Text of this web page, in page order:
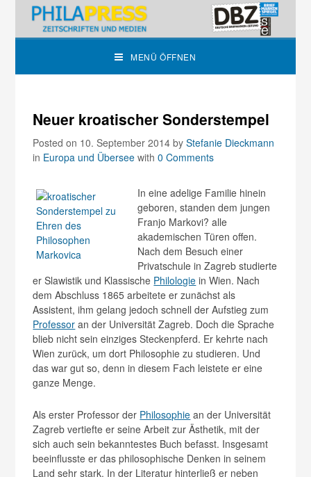
MENÜ ÖFFNEN
Neuer kroatischer Sonderstempel
Posted on 10. September 2014byStefanie Dieckmann
in Europa und Übersee with0 Comments
In eine adelige Familie hinein
geboren, standen dem jungen
Franjo Markovi? alle
akademischen Türen offen.
Nach dem Besuch einer
Privatschule in Zagreb studierte
er Slawistik und Klassische Philologie in Wien. Nach
dem Abschluss 1865 arbeitete er zunächst als
Assistent, ihm gelang jedoch schnell der Aufstieg zum
Professor an der Universität Zagreb. Doch die Sprache
blieb nicht sein einziges Steckenpferd. Er kehrte nach
Wien zurück, um dort Philosophie zu studieren. Und
das war gut so, denn in diesem Fach leistete er eine
ganze Menge.
Als erster Professor der Philosophie an der Universität
Zagreb vertiefte er seine Arbeit zur Ästhetik, mit der
sich auch sein bekanntestes Buch befasst. Insgesamt
beeinflusste er das philosophische Denken in seinem
Land sehr stark. In der Literatur hinterließ er neben